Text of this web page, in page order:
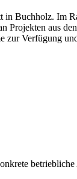
Buchholz. Im
aus
Verfügung